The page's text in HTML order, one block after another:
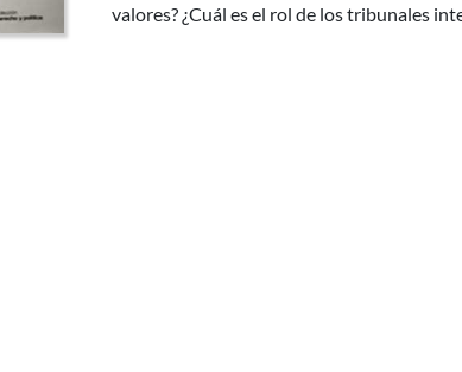
valores? ¿Cuál es el rol de los tribunales